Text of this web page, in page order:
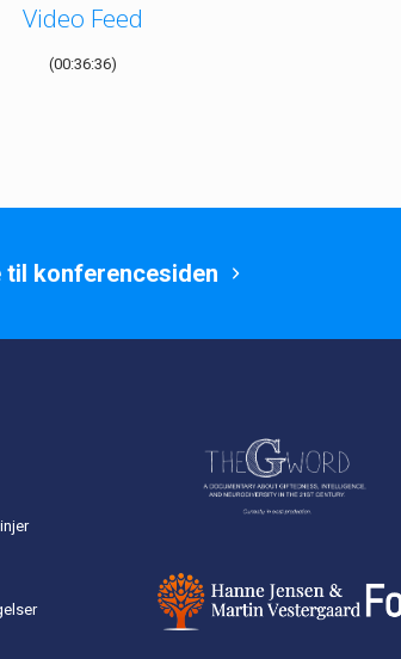
Video Feed
(00:36:36)
til konferencesiden